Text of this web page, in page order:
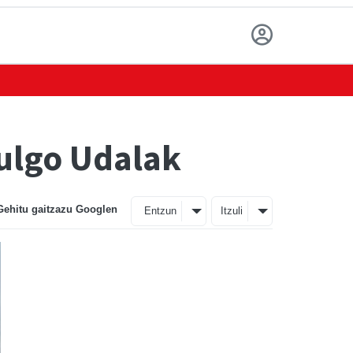
Udalak
gaitzazu Googlen Entzun Itzuli